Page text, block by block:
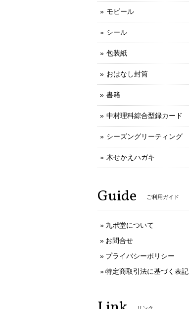
モビール
シール
包装紙
おはなし封筒
書籍
中村理科綜合型録カード
シーズングリーティング
木せかえハガキ
Guide ご利用ガイド
九ポ堂について
お問合せ
プライバシーポリシー
特定商取引法に基づく表記